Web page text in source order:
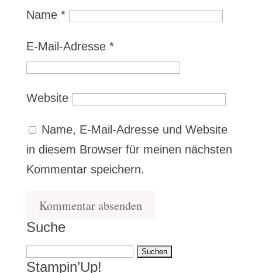
Name *
E-Mail-Adresse *
Website
Name, E-Mail-Adresse und Website
in diesem Browser für meinen nächsten
Kommentar speichern.
Suche
Suchen
nach:
Stampin’Up!